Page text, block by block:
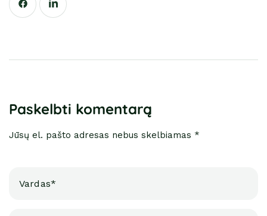
Paskelbti komentarą
Jūsų el. pašto adresas nebus skelbiamas *